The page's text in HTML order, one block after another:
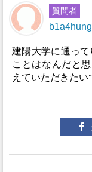
質問者
建陽大学に通っ
ことはなんだと
えていただきたい